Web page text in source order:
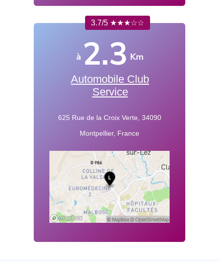
3.7/5 ★★★☆☆
à 2.3 Km
Automobile Club
Service
625 Rue de la Croix Verte, 34090
Montpellier, France